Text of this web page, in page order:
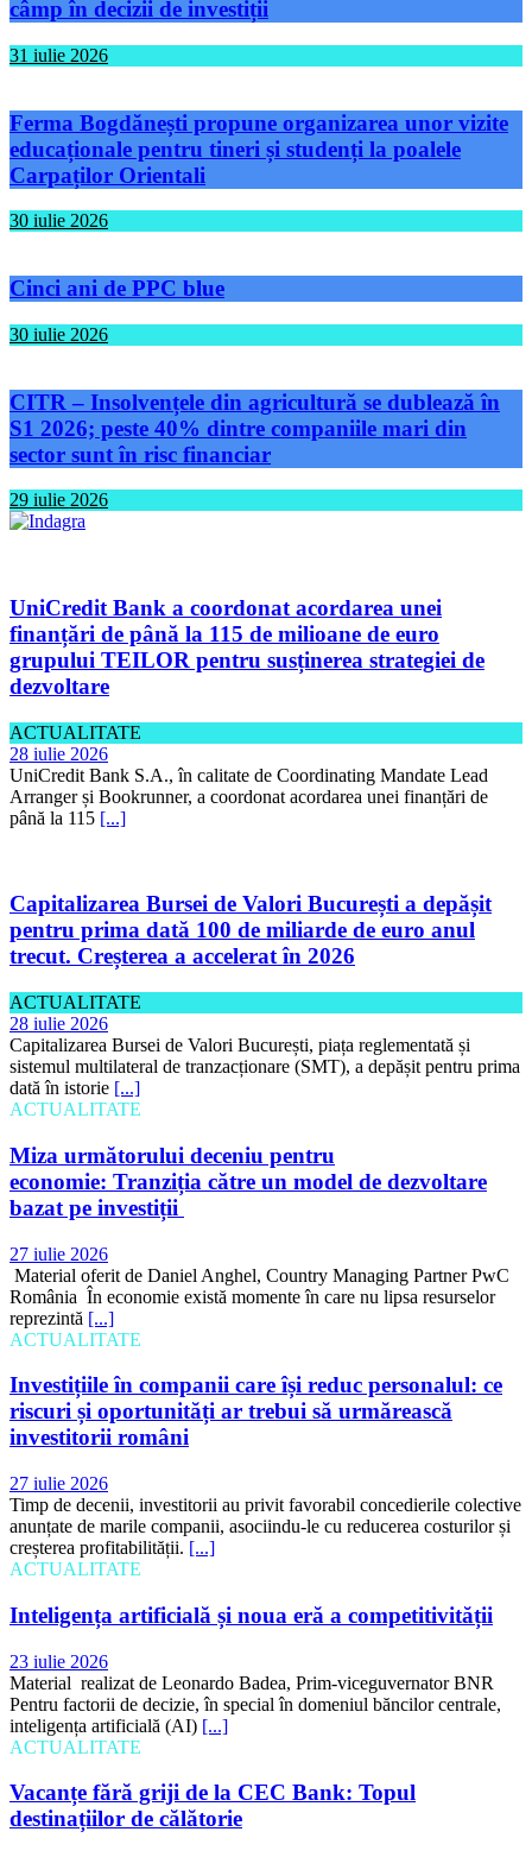
câmp în decizii de investiții
31 iulie 2026
Ferma Bogdănești propune organizarea unor vizite
educaționale pentru tineri și studenți la poalele
Carpaților Orientali
30 iulie 2026
Cinci ani de PPC blue
30 iulie 2026
CITR – Insolvențele din agricultură se dublează în
S1 2026; peste 40% dintre companiile mari din
sector sunt în risc financiar
29 iulie 2026
UniCredit Bank a coordonat acordarea unei
finanțări de până la 115 de milioane de euro
grupului TEILOR pentru susținerea strategiei de
dezvoltare
ACTUALITATE
28 iulie 2026
UniCredit Bank S.A., în calitate de Coordinating Mandate Lead
Arranger și Bookrunner, a coordonat acordarea unei finanțări de
până la 115 [...]
Capitalizarea Bursei de Valori București a depășit
pentru prima dată 100 de miliarde de euro anul
trecut. Creșterea a accelerat în 2026
ACTUALITATE
28 iulie 2026
Capitalizarea Bursei de Valori București, piața reglementată și
sistemul multilateral de tranzacționare (SMT), a depășit pentru prima
dată în istorie [...]
ACTUALITATE
Miza următorului deceniu pentru
economie: Tranziția către un model de dezvoltare
bazat pe investiții
27 iulie 2026
Material oferit de Daniel Anghel, Country Managing Partner PwC
România În economie există momente în care nu lipsa resurselor
reprezintă [...]
ACTUALITATE
Investițiile în companii care își reduc personalul: ce
riscuri și oportunități ar trebui să urmărească
investitorii români
27 iulie 2026
Timp de decenii, investitorii au privit favorabil concedierile colective
anunțate de marile companii, asociindu-le cu reducerea costurilor și
creșterea profitabilității. [...]
ACTUALITATE
Inteligența artificială și noua eră a competitivității
23 iulie 2026
Material realizat de Leonardo Badea, Prim-viceguvernator BNR
Pentru factorii de decizie, în special în domeniul băncilor centrale,
inteligența artificială (AI) [...]
ACTUALITATE
Vacanțe fără griji de la CEC Bank: Topul
destinațiilor de călătorie